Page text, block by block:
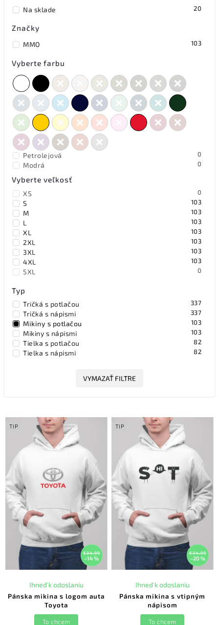
Na sklade 20
Značky
MMO 103
Vyberte farbu
Petrolejová 0
Modrá 0
Vyberte veľkosť
XS 0
S 103
M 103
L 103
XL 103
2XL 103
3XL 103
4XL 103
5XL 0
Typ
Tričká s potlačou 337
Tričká s nápismi 337
Mikiny s potlačou 103
Mikiny s nápismi 103
Tielka s potlačou 82
Tielka s nápismi 82
VYMAZAŤ FILTRE
TIP
€34,99
–14 %
Pánska mikina s logom auta
Toyota
Ihneď k odoslaniu
To chcem
TIP
€34,99
–20 %
Pánska mikina s vtipným
nápisom
Ihneď k odoslaniu
To chcem